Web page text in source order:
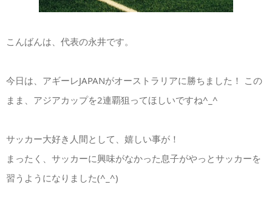
こんばんは、代表の永井です。
今日は、アギーレJAPANがオーストラリアに勝ちました！ この
まま、アジアカップを2連覇狙ってほしいですね^_^
サッカー大好き人間として、嬉しい事が！
まったく、サッカーに興味がなかった息子がやっとサッカーを
習うようになりました(^_^)